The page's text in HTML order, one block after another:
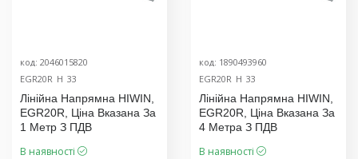
код: 2046015820
EGR20R_H_33
Лінійна Напрямна HIWIN,
EGR20R, Ціна Вказана За
1 Метр З ПДВ
В наявності
код: 1890493960
EGR20R_H_33
Лінійна Напрямна HIWIN,
EGR20R, Ціна Вказана За
4 Метра З ПДВ
В наявності